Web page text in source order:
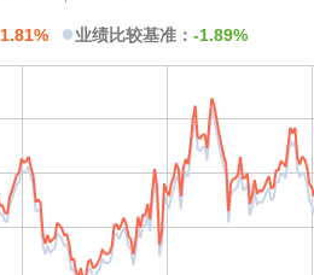
1.81% ●业绩比较基准： -1.89%